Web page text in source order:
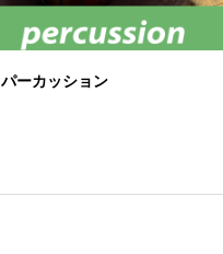
パーカッション